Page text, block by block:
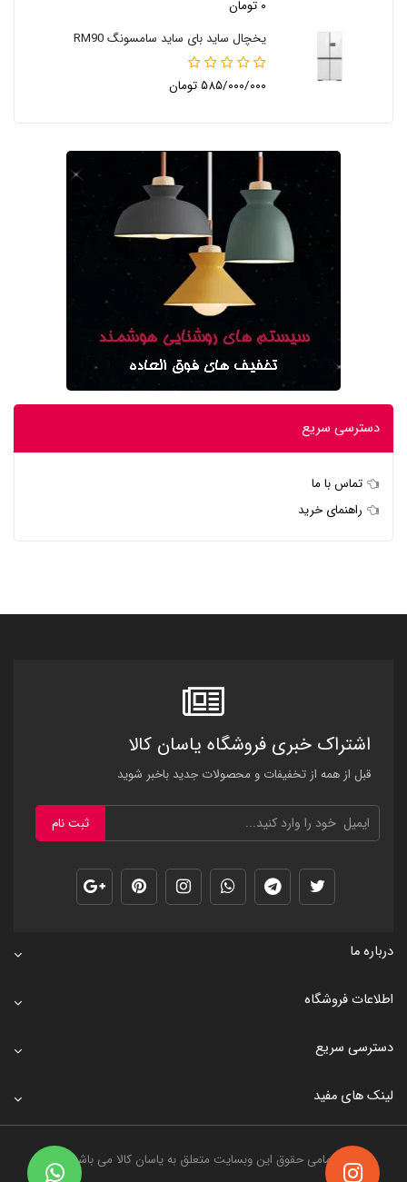
۰ تومان
یخچال ساید بای ساید سامسونگ RM90
۵۸۵/۰۰۰/۰۰۰ تومان
دسترسی سریع
تماس با ما
راهنمای خرید
اشتراک خبری فروشگاه یاسان کالا
قبل از همه از تخفیفات و محصولات جدید باخبر شوید
ثبت نام
درباره ما
اطلاعات فروشگاه
دسترسی سریع
لینک های مفید
تمامی حقوق این وبسایت متعلق بهیاسان کالا می باشد